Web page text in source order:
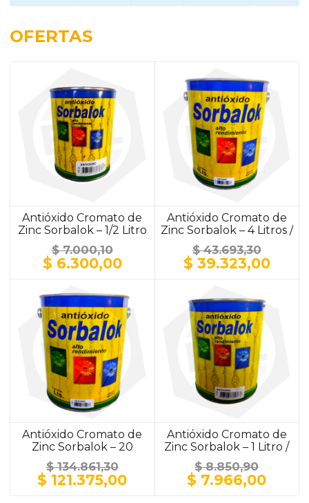
OFERTAS
Antióxido Cromato de
Zinc Sorbalok – 1/2 Litro
/ ALUMINIO
$7.000,10
El
precio
original
era:
$ 7.000,10.
$ 6.300,00El
es:
$ 6.300,00.
Antióxido Cromato de
Zinc Sorbalok – 4 Litros /
$43.693,30
El
precio
era:
$ 43.693,30.
$ 39.323,00El
Antióxido Cromato de
Zinc Sorbalok – 20
Litros / GRIS
$134.861,30
El
precio
$ 121.375,00El
Antióxido Cromato de
Zinc Sorbalok – 1 Litro /
GRIS
$8.850,90
El
precio
$ 7.966,00El